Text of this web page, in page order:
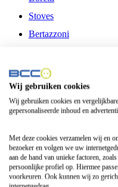
Stoves
Bertazzoni
Fitelli
Airfryer
Frituurpan
Contactgrill
Broodbakmachine
Broodrooster
Wij gebruiken cookies
Wij gebruiken cookies en
gepersonaliseerde inhoud en
Met deze cookies verzamelen wij en
bezoeker en volgen we uw
aan de hand van unieke factoren,
persoonlijke profiel op. Hiermee
voorkeuren. Ook kunnen wij zo